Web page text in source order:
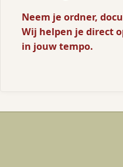
Neem je ordner,
Wij helpen je direct
in jouw tempo.